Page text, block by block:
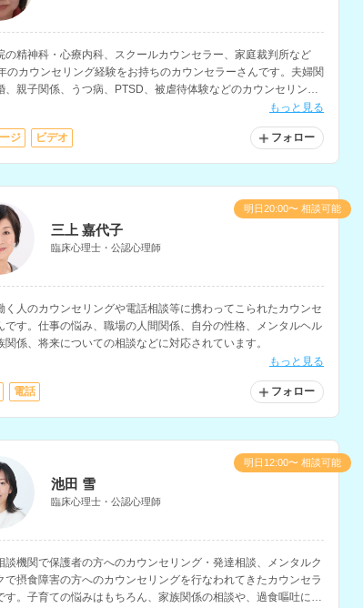
の精神科・心療内科、スクールカウンセラー、家庭裁判所など
のカウンセリング経験をお持ちのカウンセラーさんです。夫婦関
、親子関係、うつ病、PTSD、被虐待体験などのカウンセリング
もっと見る
ジ ビデオ フォロー
三上 嘉代子
臨床心理士・公認心理師
く人のカウンセリングや電話相談等に携わってこられたカウンセ
です。仕事の悩み、職場の人間関係、自分の性格、メンタルヘル
関係、将来についての相談などに対応されています。
もっと見る
電話 フォロー
明日20:00〜 相談可能
池田 雪
臨床心理士・公認心理師
談機関で保護者の方へのカウンセリング・発達相談、メンタルク
で摂食障害の方へのカウンセリングを行なわれてきたカウンセラ
す。子育ての悩みはもちろん、家族関係の相談や、過食嘔吐に関
明日12:00〜 相談可能